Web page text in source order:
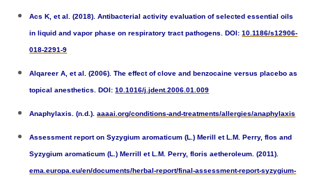
Acs K, et al. (2018). Antibacterial activity evaluation of selected essential oils
in liquid and vapor phase on respiratory tract pathogens. DOI:10.1186/s12906-
018-2291-9
Alqareer A, et al. (2006). The effect of clove and benzocaine versus placebo as
topical anesthetics. DOI:10.1016/j.jdent.2006.01.009
Anaphylaxis. (n.d.).aaaai.org/conditions-and-treatments/allergies/anaphylaxis
Assessment report on Syzygium aromaticum (L.) Merill et L.M. Perry, flos and
Syzygium aromaticum (L.) Merrill et L.M. Perry, floris aetheroleum. (2011).
ema.europa.eu/en/documents/herbal-report/final-assessment-report-syzygium-